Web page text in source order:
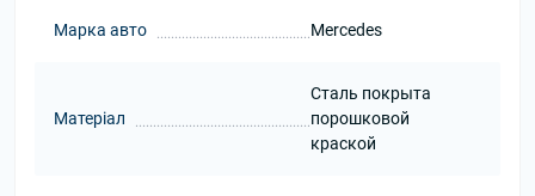
Марка авто Mercedes
Матеріал
Сталь покрыта
порошковой
краской